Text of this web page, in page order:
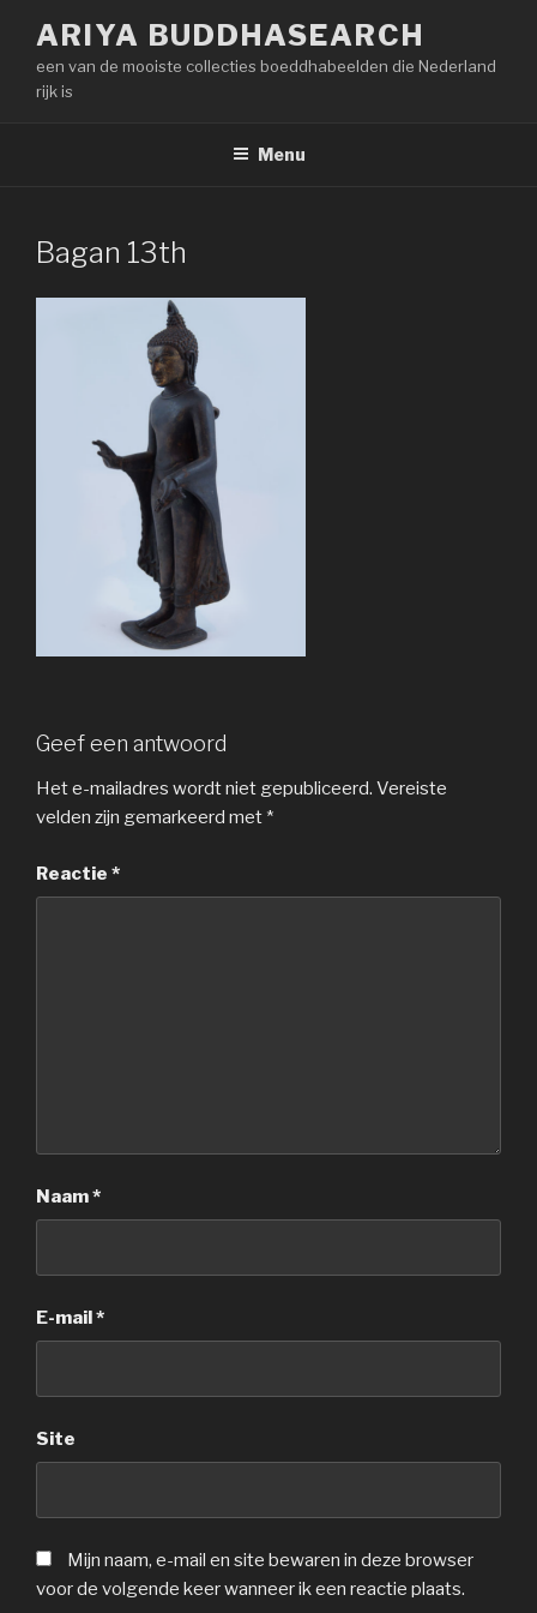
inhoud
springen
ARIYA BUDDHASEARCH
een van de mooiste collecties boeddhabeelden die Nederland
rijk is
Menu
Bagan 13th
Geef een antwoord
Het e-mailadres wordt niet gepubliceerd. Vereiste
velden zijn gemarkeerd met *
Reactie *
Naam*
E-mail*
Site
Mijn naam, e-mail en site bewaren in deze browser
voor de volgende keer wanneer ik een reactie plaats.